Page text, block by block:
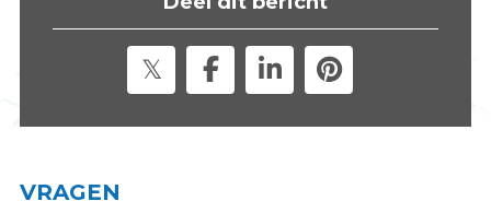
"
VRAGEN